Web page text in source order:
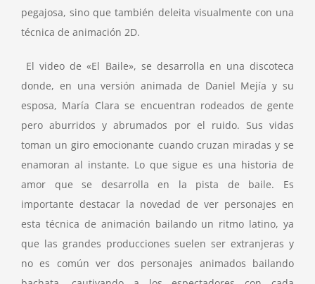
pegajosa, sino que también deleita visualmente con una
técnica de animación 2D.
El video de «El Baile», se desarrolla en una discoteca
donde, en una versión animada de Daniel Mejía y su
esposa, María Clara se encuentran rodeados de gente
pero aburridos y abrumados por el ruido. Sus vidas
toman un giro emocionante cuando cruzan miradas y se
enamoran al instante. Lo que sigue es una historia de
amor que se desarrolla en la pista de baile. Es
importante destacar la novedad de ver personajes en
esta técnica de animación bailando un ritmo latino, ya
que las grandes producciones suelen ser extranjeras y
no es común ver dos personajes animados bailando